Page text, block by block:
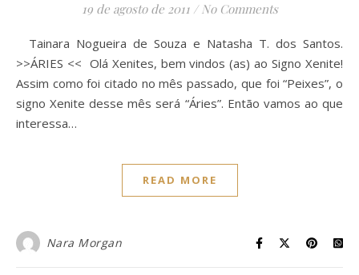
19 de agosto de 2011 / No Comments
Tainara Nogueira de Souza e Natasha T. dos Santos.
>>ÁRIES << Olá Xenites, bem vindos (as) ao Signo Xenite!
Assim como foi citado no mês passado, que foi “Peixes”, o
signo Xenite desse mês será “Áries”. Então vamos ao que
interessa…
READ MORE
Nara Morgan